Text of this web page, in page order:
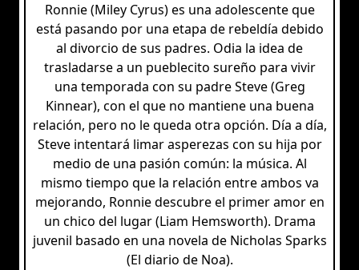
Ronnie (Miley Cyrus) es una adolescente que
está pasando por una etapa de rebeldía debido
al divorcio de sus padres. Odia la idea de
trasladarse a un pueblecito sureño para vivir
una temporada con su padre Steve (Greg
Kinnear), con el que no mantiene una buena
relación, pero no le queda otra opción. Día a día,
Steve intentará limar asperezas con su hija por
medio de una pasión común: la música. Al
mismo tiempo que la relación entre ambos va
mejorando, Ronnie descubre el primer amor en
un chico del lugar (Liam Hemsworth). Drama
juvenil basado en una novela de Nicholas Sparks
(El diario de Noa).